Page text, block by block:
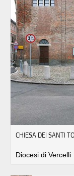
CHIESA DEI SANTI
Diocesi di Vercelli